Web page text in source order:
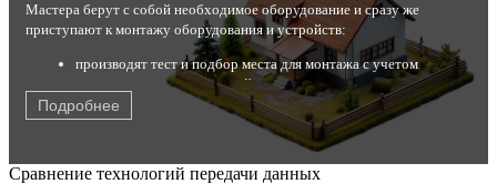
Мастера берут с собой необходимое оборудование и сразу же
приступают к монтажу оборудования и устройств:
производят тест и подбор места для монтажа с учетом
результатов теста и условий эксплуатации;
устанавливают комплект на стену или крышу;
настраивают максимальный прием сигнала от станции;
подключают роутер или модем с помощью кабеля USB;
кодируют канал от постороннего вмешательства;
производят тестирование работы оборудования в
Подробнее
Сравнение технологий передачи данных